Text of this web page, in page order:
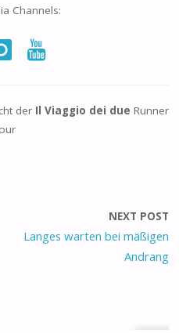
Channels:
der Il Viaggio dei due Runner
NEXT POST
Langes warten bei mäßigen
Andrang